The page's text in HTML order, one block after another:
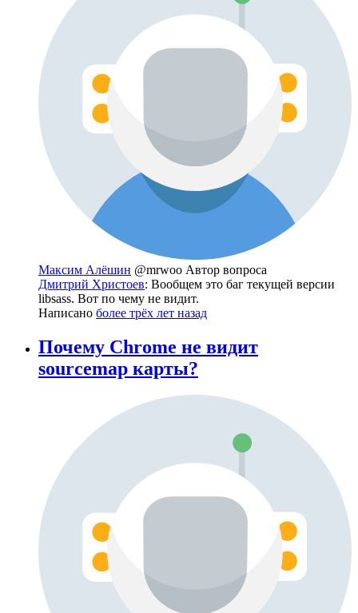
Максим Алёшин @mrwoo Автор вопроса
Дмитрий Христоев: Вообщем это баг текущей версии
libsass. Вот по чему не видит.
Написано более трёх лет назад
Почему Chrome не видит
sourcemap карты?